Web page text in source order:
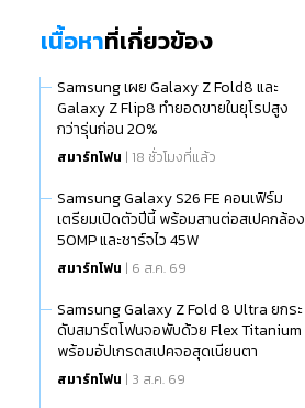
เนื้อหาที่เกี่ยวข้อง
Samsung เผย Galaxy Z Fold8 และ
Galaxy Z Flip8 ทำยอดขายในยุโรปสูง
กว่ารุ่นก่อน 20%
สมาร์ทโฟน | 18 ชั่วโมงที่แล้ว
Samsung Galaxy S26 FE คอนเฟิร์ม
เตรียมเปิดตัวปีนี้ พร้อมสานต่อสเปคกล้อง
50MP และชาร์จไว 45W
สมาร์ทโฟน | 6 ส.ค. 69
Samsung Galaxy Z Fold 8 Ultra ยกระ
ดับสมาร์ตโฟนจอพับด้วย Flex Titanium
พร้อมอัปเกรดสเปคจอสุดเนียนตา
สมาร์ทโฟน | 3 ส.ค. 69